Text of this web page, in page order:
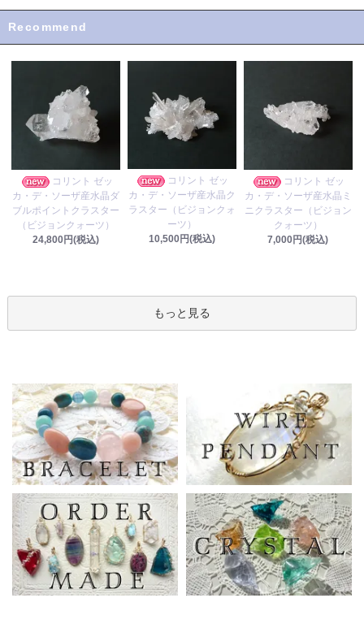
Recommend
コリント ゼッ
カ・デ・ソーザ産水晶ダ
ブルポイントクラスター
（ビジョンクォーツ）
24,800円(税込)
コリント ゼッ
カ・デ・ソーザ産水晶ク
ラスター（ビジョンクォ
ーツ）
10,500円(税込)
コリント ゼッ
カ・デ・ソーザ産水晶ミ
ニクラスター（ビジョン
クォーツ）
7,000円(税込)
もっと見る